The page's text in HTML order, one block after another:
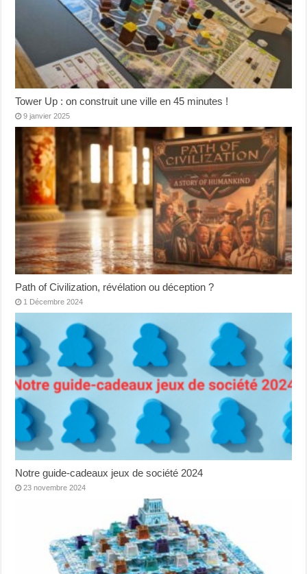
Tower Up : on construit une ville en 45 minutes !
9 janvier 2025
Path of Civilization, révélation ou déception ?
1 Décembre 2024
Notre guide-cadeaux jeux de société 2024
23 novembre 2024